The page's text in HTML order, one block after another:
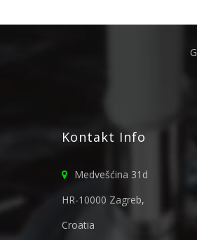
Kontakt Info
Medvešćina 31d
HR-10000 Zagreb,
Croatia